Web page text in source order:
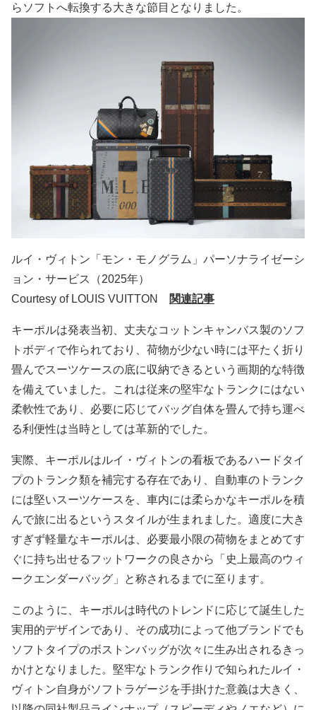
らソフトへ転換する大きな節目となりました。
ルイ・ヴィトン「モン・モノグラム」パーソナライゼーシ
ョン・サービス（2025年）
Courtesy of LOUIS VUITTON
関連記事
キーポルは発表当初、丈夫なコットンキャンバス製のソフ
トボディで作られており、荷物が少ない時には平たく折り
畳んでスーツケースの底に収納できるという画期的な特徴
を備えていました。これは従来の堅牢なトランクにはない
柔軟性であり、必要に応じてバッグ自体を畳んで持ち運べ
る利便性は当時としては革新的でした。
実際、キーポルはルイ・ヴィトンの看板であるハードタイ
プのトランク類を補完する存在であり、自動車のトランク
には堅いスーツケースを、車内には柔らかなキーポルを積
んで旅に出るというスタイルが生まれました。 適度に大き
すぎず軽量なキーポルは、必要最小限の荷物をまとめてす
ぐに持ち出せるフットワークの良さから「史上最高のウィ
ークエンダーバッグ」と称されるまでに至ります。
このように、キーポルは時代のトレンドに応じて誕生した
実用的デザインであり、その成功によって他ブランドでも
ソフトタイプのボストンバッグが次々に生み出されるきっ
かけとなりました。堅牢なトランク作りで知られたルイ・
ヴィトン自身がソフトラゲージを手掛けた意義は大きく、